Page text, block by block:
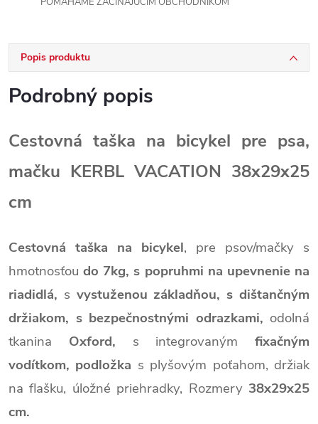
Popis produktu
Podrobný popis
Cestovná taška na bicykel pre psa,
mačku KERBL VACATION 38x29x25
cm
Cestovná taška na bicykel, pre psov/mačky s
hmotnosťoudo 7kg, s popruhmi na upevnenie na
riadidlá, s vystuženou základňou, s dištančným
držiakom, s bezpečnostnými odrazkami, odolná
tkanina Oxford, s integrovaným fixačným
vodítkom, podložka s plyšovým poťahom, držiak
na flašku, úložné priehradky, Rozmery 38x29x25
cm.